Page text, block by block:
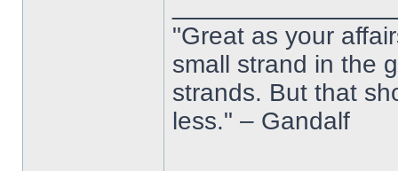
"Great as your
small strand in the
strands. But that
less." – Gandalf